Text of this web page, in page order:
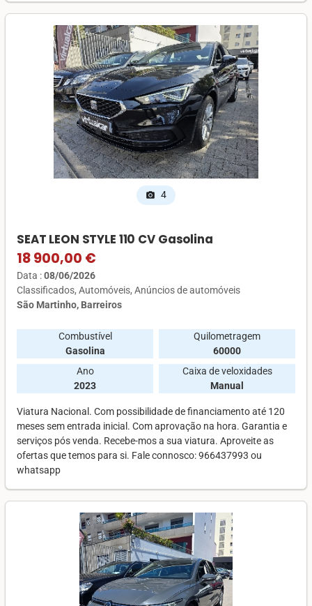
photo_camera 4
SEAT LEON STYLE 110 CV Gasolina
18 900,00 €
Data :08/06/2026
Classificados Automóveis Anúncios de automóveis
São Martinho, Barreiros
Combustível
Gasolina
Quilometragem
60000
Ano
2023
Caixa de veloxidades
Manual
Viatura Nacional. Com possibilidade de financiamento até 120
meses sem entrada inicial. Com aprovação na hora. Garantia e
serviços pós venda. Recebe-mos a sua viatura. Aproveite as
ofertas que temos para si. Fale connosco: 966437993 ou
whatsapp